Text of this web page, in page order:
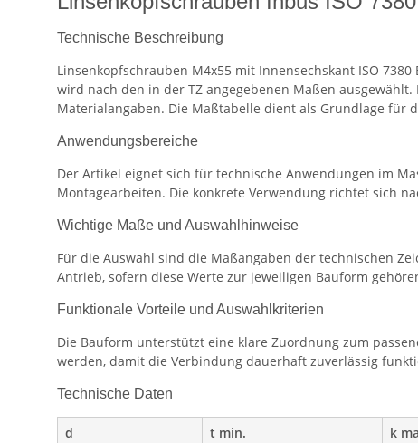
Technische Beschreibung
Linsenkopfschrauben M4x55 mit Innensechskant ISO
wird nach den in der TZ angegebenen Maßen
Materialangaben. Die Maßtabelle dient als Grundlage für
Anwendungsbereiche
Der Artikel eignet sich für technische Anwendungen im
Montagearbeiten. Die konkrete Verwendung richtet sich
Wichtige Maße und Auswahlhinweise
Für die Auswahl sind die Maßangaben der technischen
Antrieb, sofern diese Werte zur jeweiligen Bauform
Funktionale Vorteile und Auswahlkriterien
Die Bauform unterstützt eine klare Zuordnung zum
werden, damit die Verbindung dauerhaft zuverlässig
Technische Daten
d t min. k